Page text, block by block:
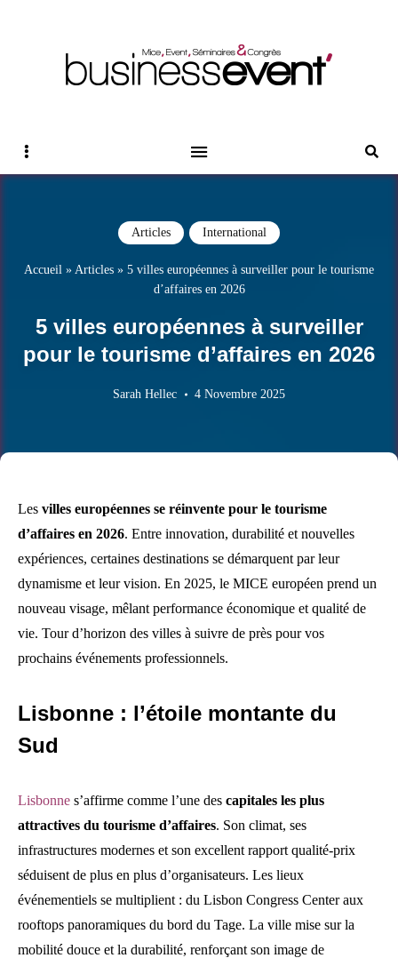
Sidebar
Articles International
Accueil » Articles » 5 villes européennes à surveiller pour le tourisme
d’affaires en 2026
5 villes européennes à surveiller
pour le tourisme d’affaires en 2026
Sarah Hellec 4 Novembre 2025
Les villes européennes se réinvente pour le tourisme
d’affaires en 2026. Entre innovation, durabilité et nouvelles
expériences, certaines destinations se démarquent par leur
dynamisme et leur vision. En 2025, le MICE européen prend un
nouveau visage, mêlant performance économique et qualité de
vie. Tour d’horizon des villes à suivre de près pour vos
prochains événements professionnels.
Lisbonne : l’étoile montante du
Sud
Lisbonne s’affirme comme l’une des capitales les plus
attractives du tourisme d’affaires. Son climat, ses
infrastructures modernes et son excellent rapport qualité-prix
séduisent de plus en plus d’organisateurs. Les lieux
événementiels se multiplient : du Lisbon Congress Center aux
rooftops panoramiques du bord du Tage. La ville mise sur la
mobilité douce et la durabilité, renforçant son image de